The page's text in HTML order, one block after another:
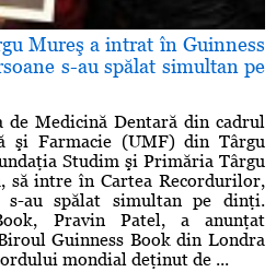
Mureş a intrat în Guinness
s-au spălat simultan pe
de Medicină Dentară din cadrul
şi Farmacie (UMF) din Târgu
Studim şi Primăria Târgu
să intre în Cartea Recordurilor,
s-au spălat simultan pe dinţi.
Pravin Patel, a anunţat
Guinness Book din Londra
mondial deţinut de ...